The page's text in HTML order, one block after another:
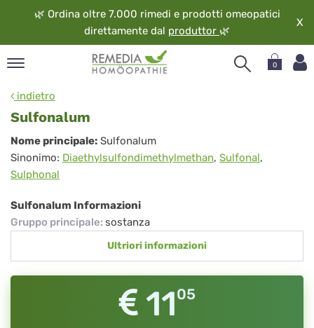
🌿 Ordina oltre 7.000 rimedi e prodotti omeopatici
direttamente dal produttor 🌿
X
0
indietro
Sulfonalum
Sulfonalum
Nome principale: Sulfonalum
Sinonimo: Diaethylsulfondimethylmethan, Sulfonal,
Sulphonal
Sulfonalum Informazioni
Gruppo principale: sostanza
Ultriori informazioni
1105